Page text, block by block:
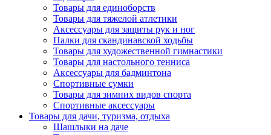
Товары для единоборств
Товары для тяжелой атлетики
Аксессуары для защиты рук и ног
Палки для скандинавской ходьбы
Товары для художественной гимнастики
Товары для настольного тенниса
Аксессуары для бадминтона
Спортивные сумки
Товары для зимних видов спорта
Спортивные аксессуары
Товары для дачи, туризма, отдыха
Шашлыки на даче